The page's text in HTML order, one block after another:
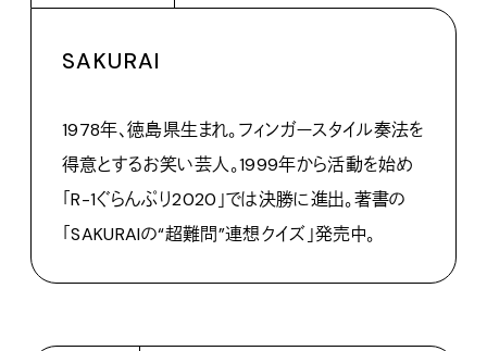
SAKURAI
1978年、徳島県生まれ。フィンガースタイル奏法を
得意とするお笑い芸人。1999年から活動を始め
「R-1ぐらんぷり2020」では決勝に進出。著書の
「SAKURAIの“超難問”連想クイズ」発売中。